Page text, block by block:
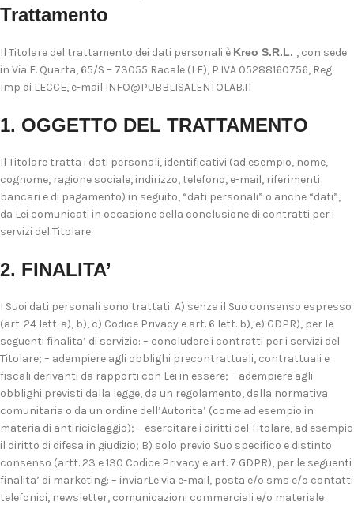
Trattamento
Il Titolare del trattamento dei dati personali è Kreo S.R.L. , con sede
in Via F. Quarta, 65/S – 73055 Racale (LE), P.IVA 05288160756, Reg.
Imp di LECCE, e-mail INFO@PUBBLISALENTOLAB.IT
1. OGGETTO DEL TRATTAMENTO
Il Titolare tratta i dati personali, identificativi (ad esempio, nome,
cognome, ragione sociale, indirizzo, telefono, e-mail, riferimenti
bancari e di pagamento) in seguito, “dati personali” o anche “dati”,
da Lei comunicati in occasione della conclusione di contratti per i
servizi del Titolare.
2. FINALITA’
I Suoi dati personali sono trattati: A) senza il Suo consenso espresso
(art. 24 lett. a), b), c) Codice Privacy e art. 6 lett. b), e) GDPR), per le
seguenti finalita’ di servizio: – concludere i contratti per i servizi del
Titolare; – adempiere agli obblighi precontrattuali, contrattuali e
fiscali derivanti da rapporti con Lei in essere; – adempiere agli
obblighi previsti dalla legge, da un regolamento, dalla normativa
comunitaria o da un ordine dell’Autorita’ (come ad esempio in
materia di antiriciclaggio); – esercitare i diritti del Titolare, ad esempio
il diritto di difesa in giudizio; B) solo previo Suo specifico e distinto
consenso (artt. 23 e 130 Codice Privacy e art. 7 GDPR), per le seguenti
finalita’ di marketing: – inviarLe via e-mail, posta e/o sms e/o contatti
telefonici, newsletter, comunicazioni commerciali e/o materiale